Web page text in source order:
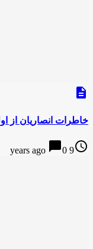
description
خاطرات انصاریان از
access_time
9 years ago
chat_bubble0